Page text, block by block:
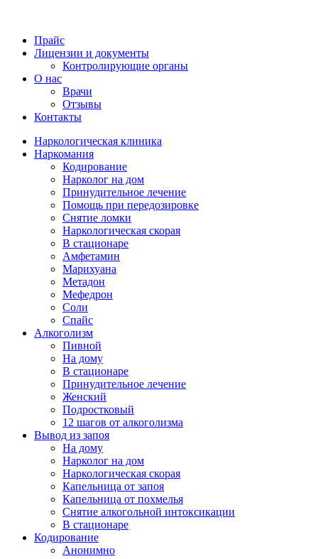
Прайс
Лицензии и документы
Контролирующие органы
О нас
Врачи
Отзывы
Контакты
Наркологическая клиника
Наркомания
Кодирование
Нарколог на дом
Принудительное лечение
Помощь при передозировке
Снятие ломки
Наркологическая скорая
В стационаре
Амфетамин
Марихуана
Метадон
Мефедрон
Соли
Спайс
Алкоголизм
Пивной
На дому
В стационаре
Принудительное лечение
Женский
Подростковый
12 шагов от алкоголизма
Вывод из запоя
На дому
Нарколог на дом
Наркологическая скорая
Капельница от запоя
Капельница от похмелья
Снятие алкогольной интоксикации
В стационаре
Кодирование
Анонимно